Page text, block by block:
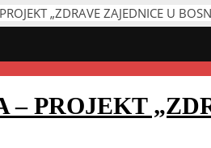
„ZDRAVE ZAJEDNICE U
– PROJEKT